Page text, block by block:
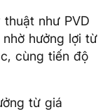
như PVD
hưởng lợi từ
cùng tiến độ
từ giá